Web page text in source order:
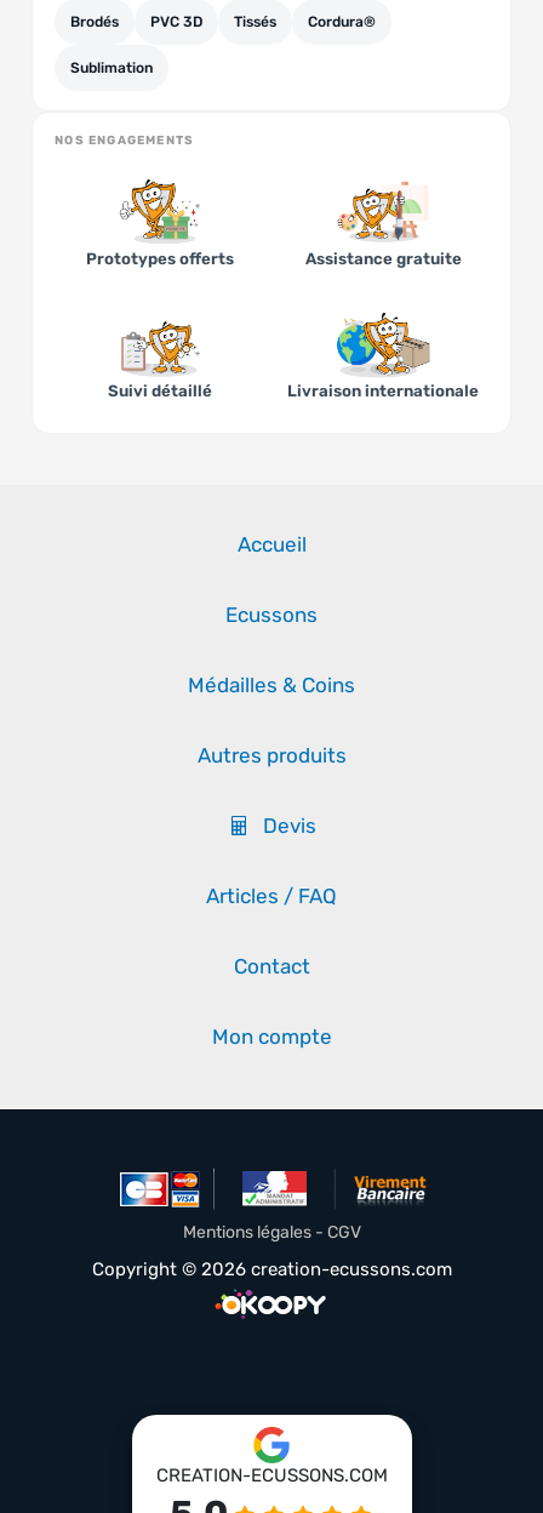
Brodés PVC 3D Tissés Cordura®
Sublimation
NOS ENGAGEMENTS
Prototypes offerts Assistance gratuite
Suivi détaillé Livraison internationale
Accueil
Ecussons
Médailles & Coins
Autres produits
Devis
Articles / FAQ
Contact
Mon compte
Mentions légales - CGV
Copyright © 2026 creation-ecussons.com
CREATION-ECUSSONS.COM